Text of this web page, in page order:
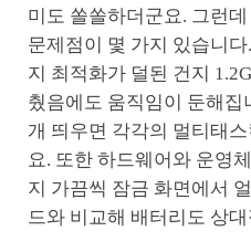
미도 쏠쏠하더군요. 그런
문제점이 몇 가지 있습니
지 최적화가 덜된 건지
췄음에도 움직임이 둔해집
개 띄우면 각각의 멀티태
요. 또한 하드웨어와 운영
지 가끔씩 잠금 화면에서
드와 비교해 배터리도 상